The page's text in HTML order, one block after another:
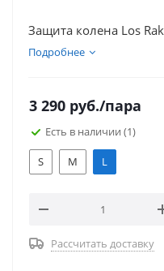
Защита колена Los
Подробнее
3 290 руб./пара
Есть в наличии (1)
S M L
Рассчитать доставку